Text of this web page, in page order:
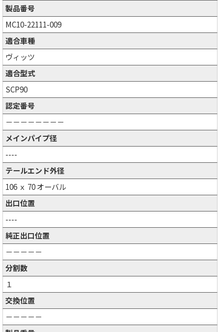
製品番号
MC10-22111-009
適合車種
ヴィッツ
適合型式
SCP90
認定番号
－－－－－－－－
メインパイプ径
----
テールエンド外径
106 ｘ 70 オーバル
出口位置
----
純正出口位置
－－－－－
分割数
１
交換位置
－－－－－